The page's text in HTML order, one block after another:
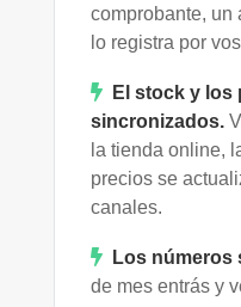
comprobante, un
lo registra por
El stock y los
sincronizados.
la tienda online,
precios se
canales.
Los números
de mes entrás y